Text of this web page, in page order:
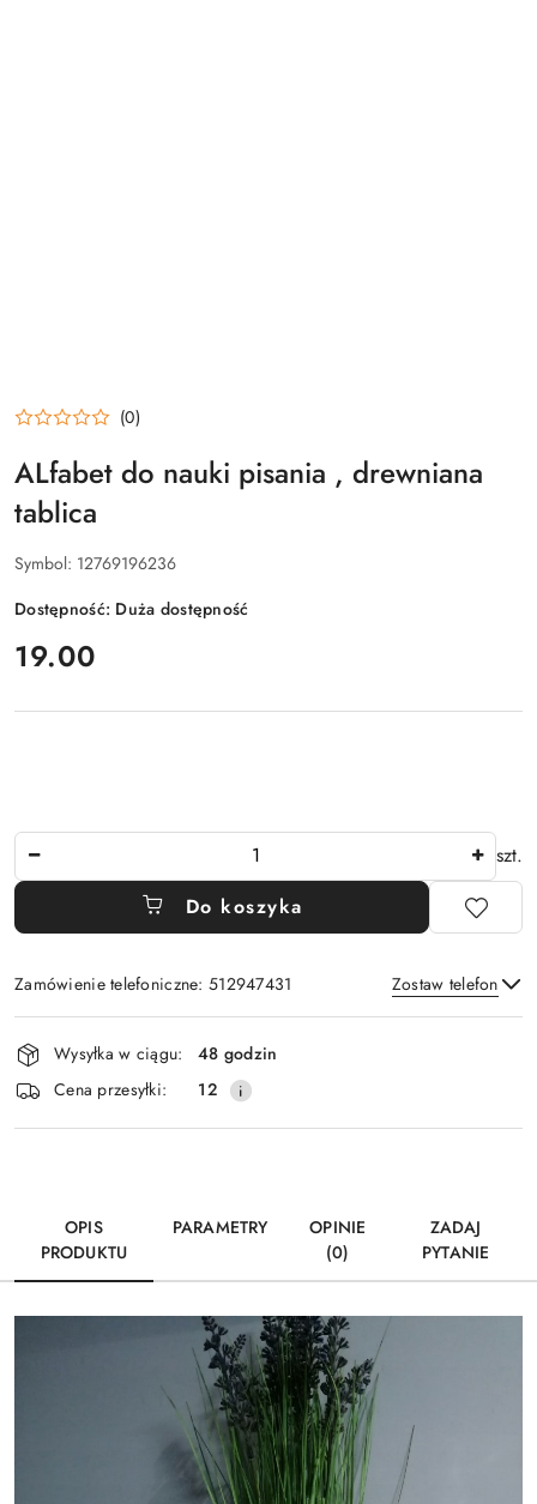
(0)
ALfabet do nauki pisania , drewniana
tablica
Symbol: 12769196236
Dostępność: Duża dostępność
cena:
19.00
szt.
Do koszyka
Zamówienie telefoniczne: 512947431 Zostaw telefon
Wyślij
Dostępność
i
dostawa
Wysyłka w ciągu:
48 godzin
Cena przesyłki:
12
OPIS
PRODUKTU
PARAMETRY
OPINIE
(0)
ZADAJ
PYTANIE